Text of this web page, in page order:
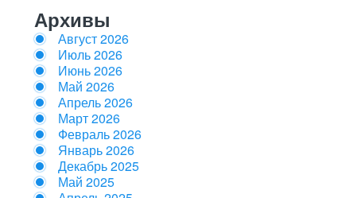
Архивы
Август 2026
Июль 2026
Июнь 2026
Май 2026
Апрель 2026
Март 2026
Февраль 2026
Январь 2026
Декабрь 2025
Май 2025